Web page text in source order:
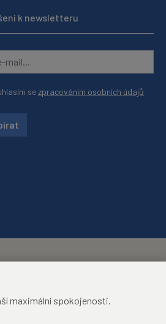
k newsletteru
sezpracováním osobních údajů
maximální spokojenosti.